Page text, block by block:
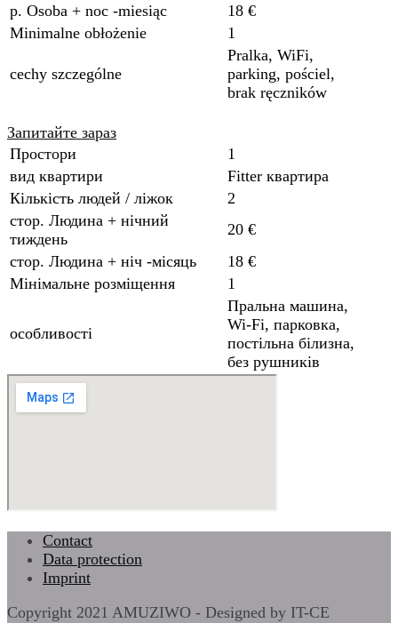
p. Osoba + noc -miesiąc
18 €
Minimalne obłożenie
1
cechy szczególne
Pralka, WiFi,
parking, pościel,
brak ręczników
Запитайте зараз
Простори
1
вид квартири
Fitter квартира
Кількість людей / ліжок
2
стор. Людина + нічний
тиждень
20 €
стор. Людина + ніч -місяць
18 €
Мінімальне розміщення
1
особливості
Пральна машина,
Wi-Fi, парковка,
постільна білизна,
без рушників
Contact
Data protection
Imprint
Copyright 2021 AMUZIWO - Designed by IT-CE